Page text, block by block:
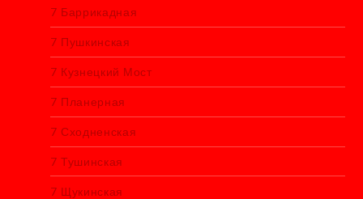
7 Баррикадная
7 Пушкинская
7 Кузнецкий Мост
7 Планерная
7 Сходненская
7 Тушинская
7 Щукинская